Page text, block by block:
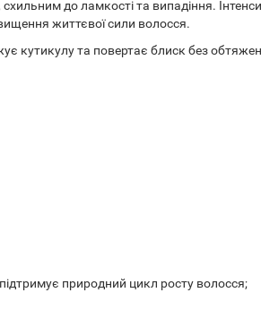
до ламкості та випадіння.
життєвої сили волосся.
кутикулу та повертає блиск без
підтримує природний цикл росту волосся;